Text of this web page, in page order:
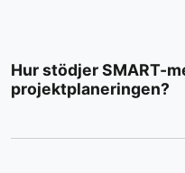
Hur stödjer SMART-
projektplaneringen?